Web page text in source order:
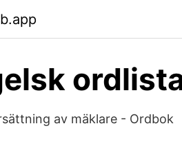
av mäklare - Ordbok